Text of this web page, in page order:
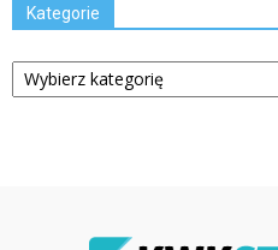
Kategorie
Kategorie